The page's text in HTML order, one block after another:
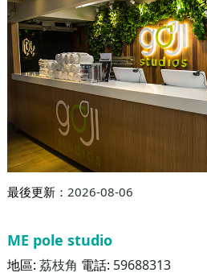
最後更新： 2026-08-06
ME pole studio
地區: 荔枝角 電話: 59688313